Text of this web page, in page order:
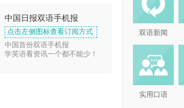
中国日报双语手机报
点击左侧图标查看订阅方式
中国首份双语手机报
学英语看资讯一个都不能少！
双语新闻
实用口语